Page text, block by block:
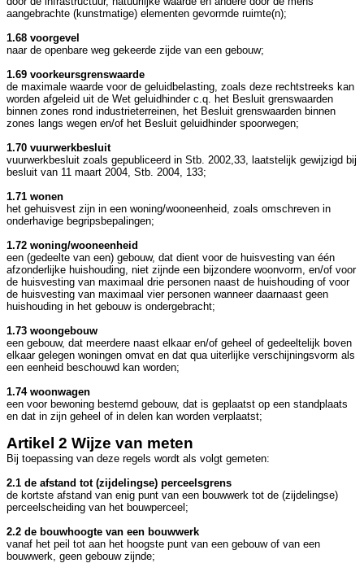
aangebrachte (kunstmatige) elementen gevormde ruimte(n);
1.68 voorgevel
naar de openbare weg gekeerde zijde van een gebouw;
1.69 voorkeursgrenswaarde
de maximale waarde voor de geluidbelasting, zoals deze rechtstreeks kan
worden afgeleid uit de Wet geluidhinder c.q. het Besluit grenswaarden
binnen zones rond industrieterreinen, het Besluit grenswaarden binnen
zones langs wegen en/of het Besluit geluidhinder spoorwegen;
1.70 vuurwerkbesluit
vuurwerkbesluit zoals gepubliceerd in Stb. 2002,33, laatstelijk gewijzigd bij
besluit van 11 maart 2004, Stb. 2004, 133;
1.71 wonen
het gehuisvest zijn in een woning/wooneenheid, zoals omschreven in
onderhavige begripsbepalingen;
1.72 woning/wooneenheid
een (gedeelte van een) gebouw, dat dient voor de huisvesting van één
afzonderlijke huishouding, niet zijnde een bijzondere woonvorm, en/of voor
de huisvesting van maximaal drie personen naast de huishouding of voor
de huisvesting van maximaal vier personen wanneer daarnaast geen
huishouding in het gebouw is ondergebracht;
1.73 woongebouw
een gebouw, dat meerdere naast elkaar en/of geheel of gedeeltelijk boven
elkaar gelegen woningen omvat en dat qua uiterlijke verschijningsvorm als
een eenheid beschouwd kan worden;
1.74 woonwagen
een voor bewoning bestemd gebouw, dat is geplaatst op een standplaats
en dat in zijn geheel of in delen kan worden verplaatst;
Artikel 2 Wijze van meten
Bij toepassing van deze regels wordt als volgt gemeten:
2.1 de afstand tot (zijdelingse) perceelsgrens
de kortste afstand van enig punt van een bouwwerk tot de (zijdelingse)
perceelscheiding van het bouwperceel;
2.2 de bouwhoogte van een bouwwerk
vanaf het peil tot aan het hoogste punt van een gebouw of van een
bouwwerk, geen gebouw zijnde;